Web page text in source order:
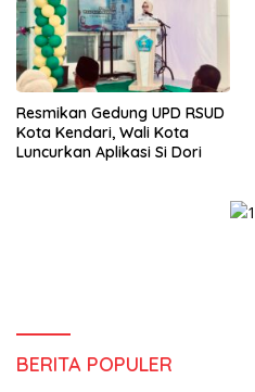
Resmikan Gedung UPD RSUD
Kota Kendari, Wali Kota
Luncurkan Aplikasi Si Dori
BERITA POPULER